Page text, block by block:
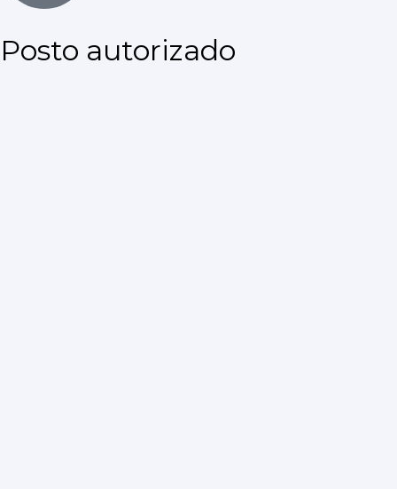
Posto autorizado